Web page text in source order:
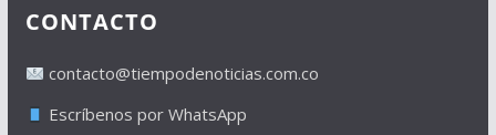
CONTACTO
contacto@tiempodenoticias.com.co
Escríbenos por WhatsApp